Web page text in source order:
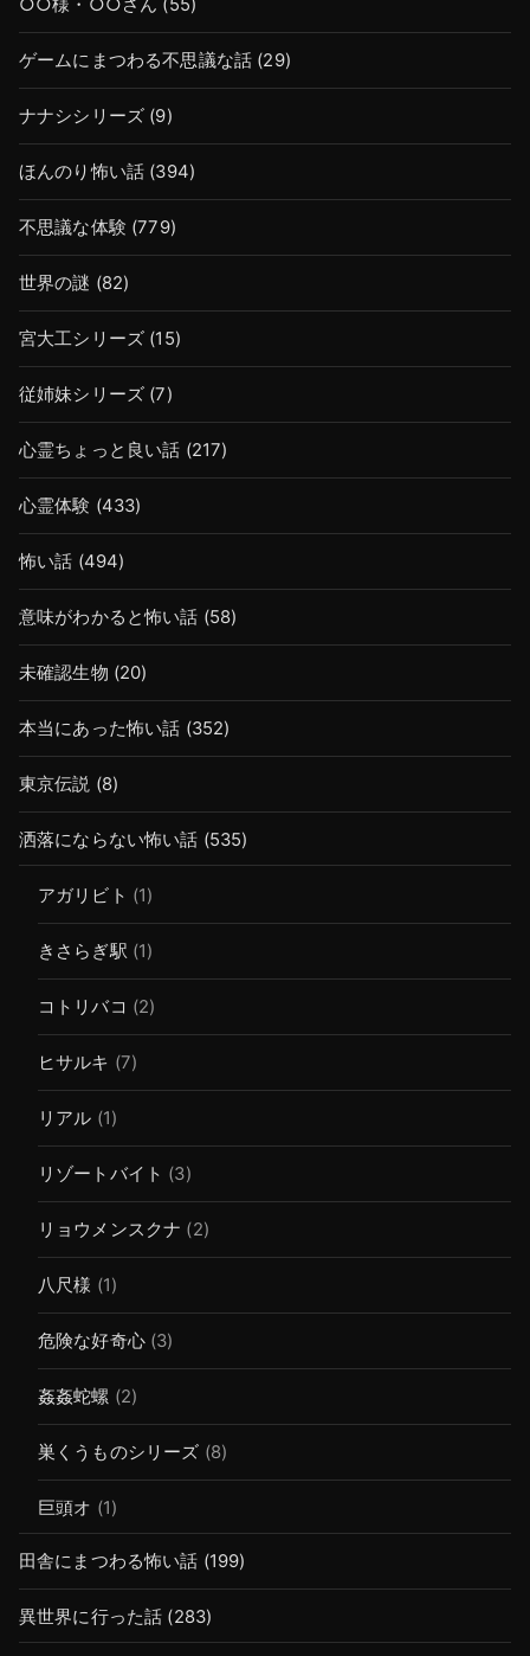
○○様・○○さん (55)
ゲームにまつわる不思議な話 (29)
ナナシシリーズ (9)
ほんのり怖い話 (394)
不思議な体験 (779)
世界の謎 (82)
宮大工シリーズ (15)
従姉妹シリーズ (7)
心霊ちょっと良い話 (217)
心霊体験 (433)
怖い話 (494)
意味がわかると怖い話 (58)
未確認生物 (20)
本当にあった怖い話 (352)
東京伝説 (8)
洒落にならない怖い話 (535)
アガリビト (1)
きさらぎ駅 (1)
コトリバコ (2)
ヒサルキ (7)
リアル (1)
リゾートバイト (3)
リョウメンスクナ (2)
八尺様 (1)
危険な好奇心(3)
姦姦蛇螺 (2)
巣くうものシリーズ (8)
巨頭オ (1)
田舎にまつわる怖い話 (199)
異世界に行った話 (283)